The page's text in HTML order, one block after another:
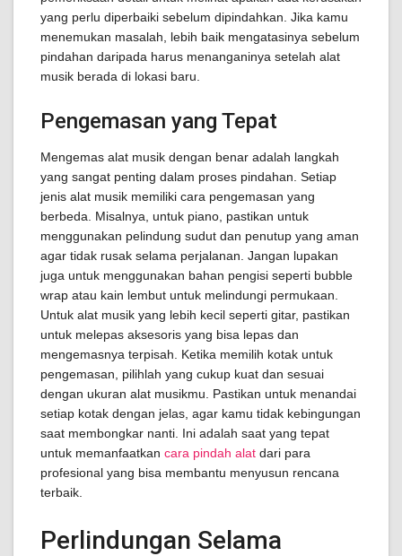
yang perlu diperbaiki sebelum dipindahkan. Jika kamu
menemukan masalah, lebih baik mengatasinya sebelum
pindahan daripada harus menanganinya setelah alat
musik berada di lokasi baru.
Pengemasan yang Tepat
Mengemas alat musik dengan benar adalah langkah
yang sangat penting dalam proses pindahan. Setiap
jenis alat musik memiliki cara pengemasan yang
berbeda. Misalnya, untuk piano, pastikan untuk
menggunakan pelindung sudut dan penutup yang aman
agar tidak rusak selama perjalanan. Jangan lupakan
juga untuk menggunakan bahan pengisi seperti bubble
wrap atau kain lembut untuk melindungi permukaan.
Untuk alat musik yang lebih kecil seperti gitar, pastikan
untuk melepas aksesoris yang bisa lepas dan
mengemasnya terpisah. Ketika memilih kotak untuk
pengemasan, pilihlah yang cukup kuat dan sesuai
dengan ukuran alat musikmu. Pastikan untuk menandai
setiap kotak dengan jelas, agar kamu tidak kebingungan
saat membongkar nanti. Ini adalah saat yang tepat
untuk memanfaatkan cara pindah alat dari para
profesional yang bisa membantu menyusun rencana
terbaik.
Perlindungan Selama